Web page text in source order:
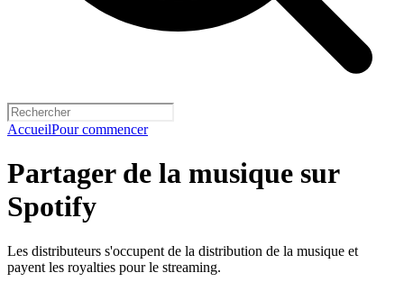
AccueilPour commencer
Partager de la musique sur
Spotify
Les distributeurs s'occupent de la distribution de la musique et
payent les royalties pour le streaming.